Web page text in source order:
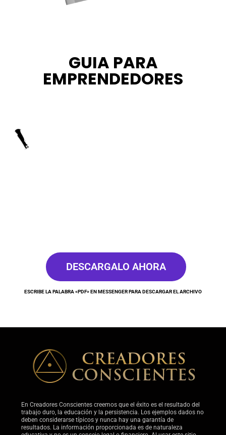
GUIA PARA
EMPRENDEDORES
DESCARGALO AHORA
ESCRIBE LA PALABRA «PDF» EN MESSENGER PARA DESCARGAR EL ARCHIVO
En Creadores Conscientes creemos que el éxito es el resultado del
trabajo duro, la educación y la persistencia. Los ejemplos dados no
deben considerarse típicos y nunca hay una garantía de
resultados. La información proporcionada es de naturaleza